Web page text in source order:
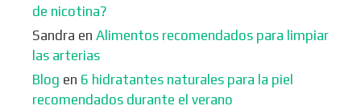
de nicotina?
Sandra en Alimentos recomendados para limpiar
las arterias
Blog en 6 hidratantes naturales para la piel
recomendados durante el verano